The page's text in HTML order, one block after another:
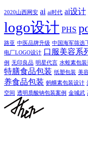
2020山西网安 ai ai时代 ai设计
logo设计 PHS
路亚 中医品牌升级 中国海军筛选
电厂LOGO设计 口服美容系
例 无印良品 明星代言 水蛭素包装
特膳食品包装 纸塑包装 美
养食品包装 蚂蟥素包装设计
空间 透明质酸钠包装案例 金城武